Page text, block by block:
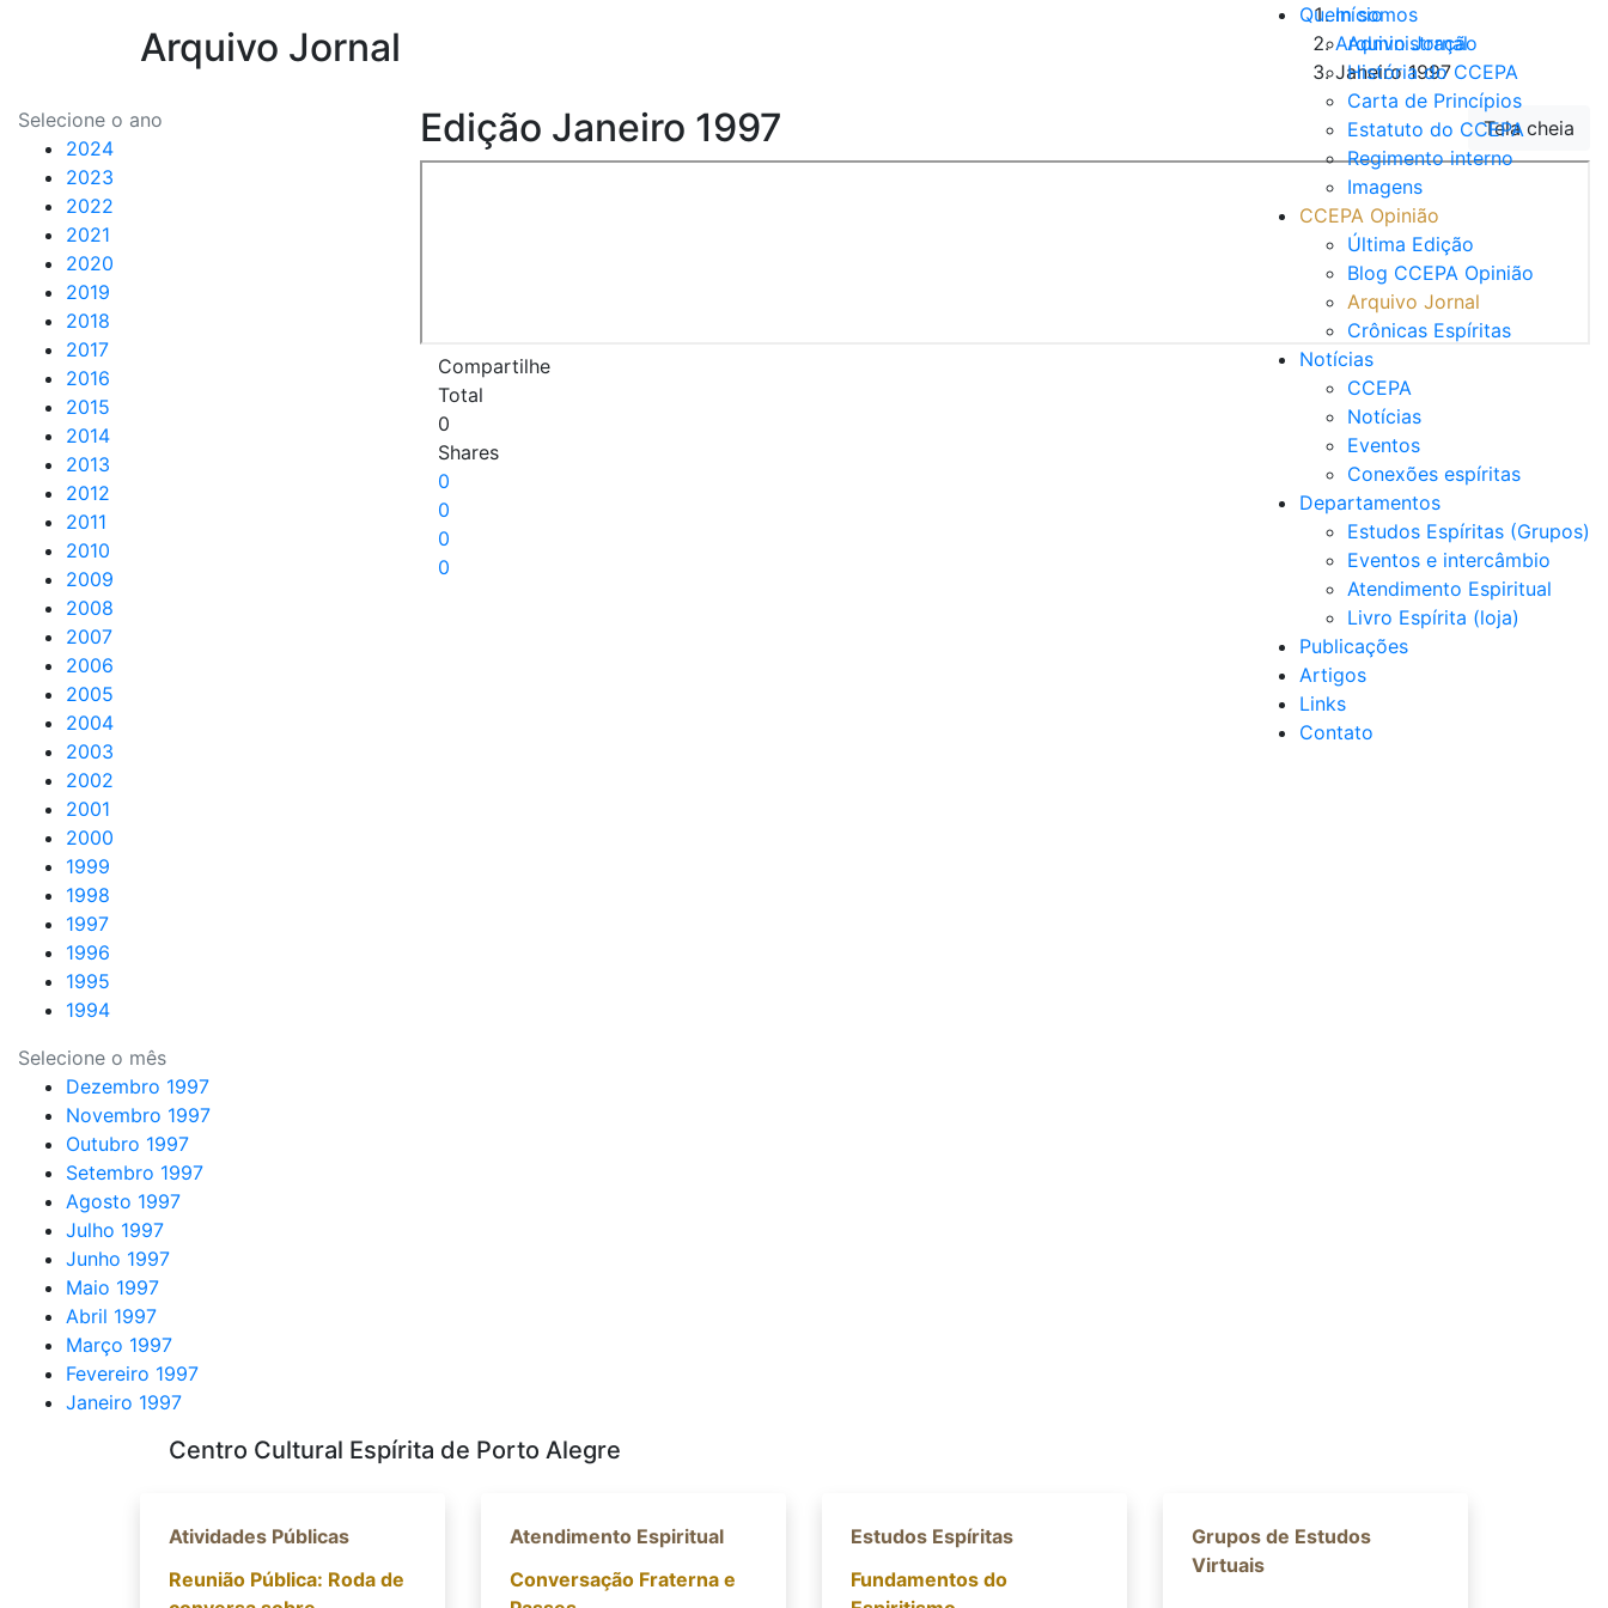
Quem somos
Administração
História do CCEPA
Carta de Princípios
Estatuto do CCEPA
Regimento interno
Imagens
CCEPA Opinião
Última Edição
Blog CCEPA Opinião
Arquivo Jornal
Crônicas Espíritas
Notícias
CCEPA
Notícias
Eventos
Conexões espíritas
Departamentos
Estudos Espíritas (Grupos)
Eventos e intercâmbio
Atendimento Espiritual
Livro Espírita (loja)
Publicações
Artigos
Links
Contato
Arquivo Jornal
Início
Arquivo Jornal
Janeiro 1997
Selecione o ano
2024
2023
2022
2021
2020
2019
2018
2017
2016
2015
2014
2013
2012
2011
2010
2009
2008
2007
2006
2005
2004
2003
2002
2001
2000
1999
1998
1997
1996
1995
1994
Selecione o mês
Dezembro 1997
Novembro 1997
Outubro 1997
Setembro 1997
Agosto 1997
Julho 1997
Junho 1997
Maio 1997
Abril 1997
Março 1997
Fevereiro 1997
Janeiro 1997
Edição Janeiro 1997 Tela cheia
Compartilhe
Total
0
Shares
0
0
0
0
Centro Cultural Espírita de Porto Alegre
Atividades Públicas
Reunião Pública: Roda de
Atendimento Espiritual
Conversação Fraterna e
Estudos Espíritas
Fundamentos do
Grupos de Estudos
Virtuais